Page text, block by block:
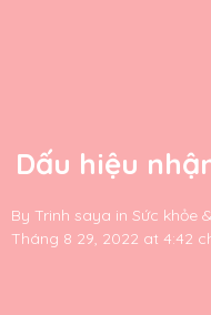
Dấu hiệu
By Trinh saya in Sức khỏe
Tháng 8 29, 2022 at 4:42